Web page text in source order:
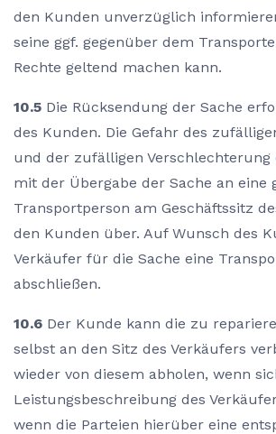
den Kunden unverzüglich
seine ggf. gegenüber dem
Rechte geltend machen kann.
10.5 Die Rücksendung der Sache
des Kunden. Die Gefahr des
und der zufälligen Verschlechterung
mit der Übergabe der Sache an eine
Transportperson am Geschäftssitz
den Kunden über. Auf Wunsch des
Verkäufer für die Sache eine
abschließen.
10.6 Der Kunde kann die zu
selbst an den Sitz des Verkäufers
wieder von diesem abholen, wenn
Leistungsbeschreibung des
wenn die Parteien hierüber eine